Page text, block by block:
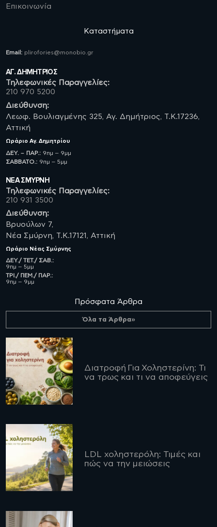
Επικοινωνία
Καταστήματα
Email: plirofories@monobio.gr
ΑΓ. ΔΗΜΗΤΡΙΟΣ
Τηλεφωνικές Παραγγελίες:
210 970 5200
Διεύθυνση:
Λεωφ. Βουλιαγμένης 325, Αγ. Δημήτριος, Τ.Κ.17236,
Αττική
Ωράριο Αγ. Δημητρίου
ΔΕΥ. – ΠΑΡ.: 9πμ – 9μμ
ΣΑΒBATO.: 9πμ – 5μμ
ΝΈΑ ΣΜΥΡΝΗ
Τηλεφωνικές Παραγγελίες:
210 931 3500
Διεύθυνση:
Βρυούλων 7,
Νέα Σμύρνη, Τ.Κ.17121, Αττική
Ωράριο Νέας Σμύρνης
ΔΕΥ./ ΤΕΤ./ ΣΑΒ.:
9πμ – 5μμ
ΤΡΙ./ ΠΕΜ./ ΠΑΡ.:
9πμ – 9μμ
Πρόσφατα Άρθρα
Όλα τα Άρθρα»
Διατροφή Για Χοληστερίνη: Τι
να τρως και τι να αποφεύγεις
LDL χοληστερόλη: Τιμές και
πώς να την μειώσεις